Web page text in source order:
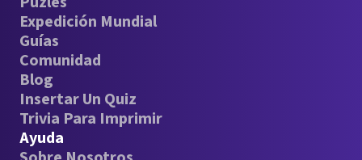
Expedición Mundial
Guías
Comunidad
Blog
Insertar Un Quiz
Trivia Para Imprimir
Ayuda